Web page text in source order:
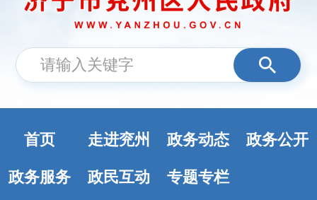
首页 走进兖州 政务动态 政务公开
政务服务 政民互动 专题专栏